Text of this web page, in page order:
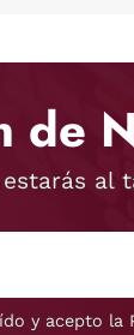
de
al
y acepto la